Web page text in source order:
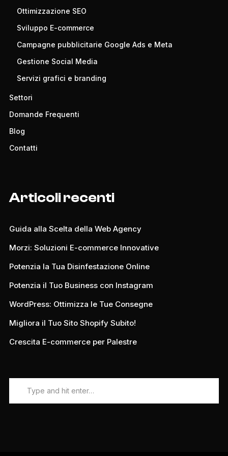
Ottimizzazione SEO
Sviluppo E-commerce
Campagne pubblicitarie Google Ads e Meta
Gestione Social Media
Servizi grafici e branding
Settori
Domande Frequenti
Blog
Contatti
Articoli recenti
Guida alla Scelta della Web Agency
Morzi: Soluzioni E-commerce Innovative
Potenzia la Tua Disinfestazione Online
Potenzia il Tuo Business con Instagram
WordPress: Ottimizza le Tue Consegne
Migliora il Tuo Sito Shopify Subito!
Crescita E-commerce per Palestre